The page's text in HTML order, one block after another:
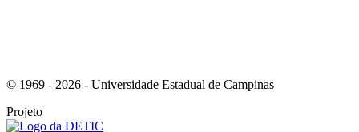
© 1969 - 2026 - Universidade Estadual de Campinas
Projeto